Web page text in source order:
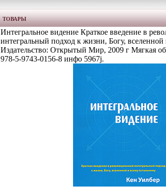
ТОВАРЫ
Интегральное видение Краткое введение в
интегральный подход к жизни, Богу, вселенной
Издательство: Открытый Мир, 2009 г Мягкая
978-5-9743-0156-8 инфо 5967j.